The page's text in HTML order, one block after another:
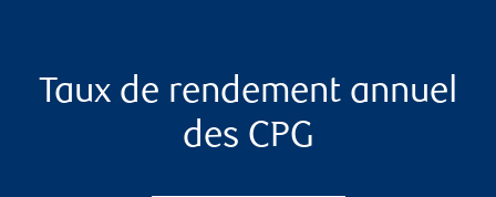
Taux de rendement annuel
des CPG